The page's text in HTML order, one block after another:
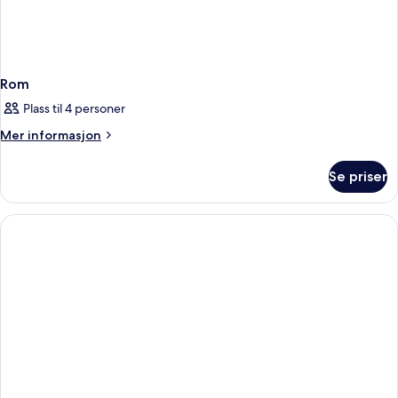
Rom
Plass til 4 personer
Mer informasjon
Mer
Se priser